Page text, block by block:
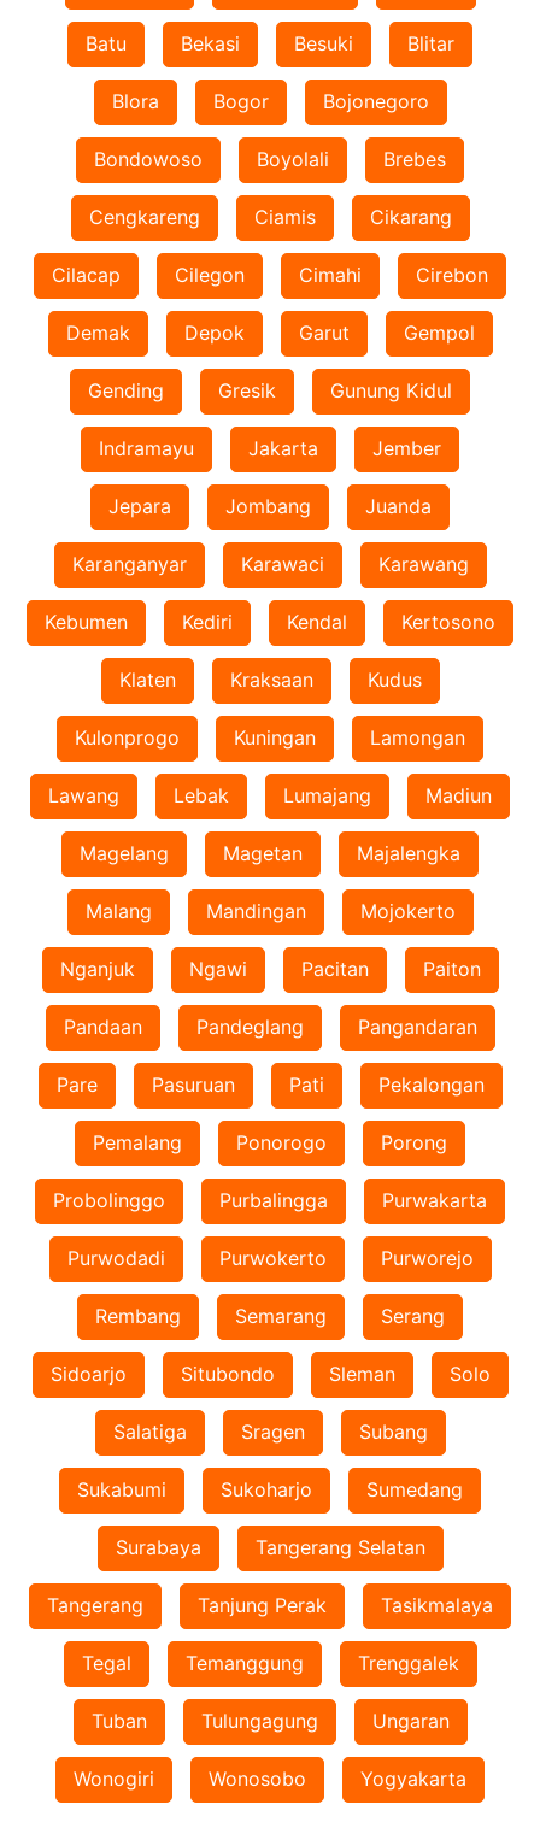
Batu Bekasi Besuki Blitar
Blora Bogor Bojonegoro
Bondowoso Boyolali Brebes
Cengkareng Ciamis Cikarang
Cilacap Cilegon Cimahi Cirebon
Demak Depok Garut Gempol
Gending Gresik Gunung Kidul
Indramayu Jakarta Jember
Jepara Jombang Juanda
Karanganyar Karawaci Karawang
Kebumen Kediri Kendal Kertosono
Klaten Kraksaan Kudus
Kulonprogo Kuningan Lamongan
Lawang Lebak Lumajang Madiun
Magelang Magetan Majalengka
Malang Mandingan Mojokerto
Nganjuk Ngawi Pacitan Paiton
Pandaan Pandeglang Pangandaran
Pare Pasuruan Pati Pekalongan
Pemalang Ponorogo Porong
Probolinggo Purbalingga Purwakarta
Purwodadi Purwokerto Purworejo
Rembang Semarang Serang
Sidoarjo Situbondo Sleman Solo
Salatiga Sragen Subang
Sukabumi Sukoharjo Sumedang
Surabaya Tangerang Selatan
Tangerang Tanjung Perak Tasikmalaya
Tegal Temanggung Trenggalek
Tuban Tulungagung Ungaran
Wonogiri Wonosobo Yogyakarta